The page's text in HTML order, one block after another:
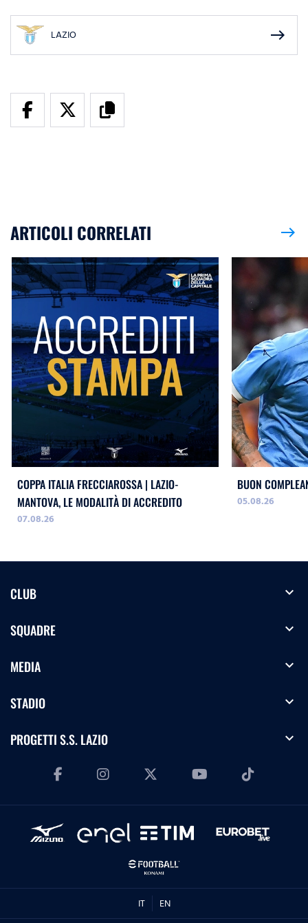
LAZIO east
ARTICOLI CORRELATI east
COPPA ITALIA FRECCIAROSSA | LAZIO-
MANTOVA, LE MODALITÀ DI ACCREDITO
07.08.26
BUON
05.08.26
CLUB expand_more
SQUADRE expand_more
MEDIA expand_more
STADIO expand_more
PROGETTI S.S. LAZIO expand_more
IT EN